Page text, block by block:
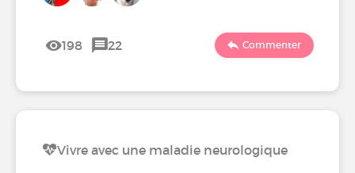
198 22 Commenter
Vivre avec une maladie neurologique